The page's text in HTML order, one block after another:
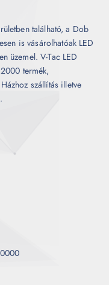
található, a Dob
is vásárolhatóak LED
üzemel. V-Tac LED
termék,
szállítás illetve